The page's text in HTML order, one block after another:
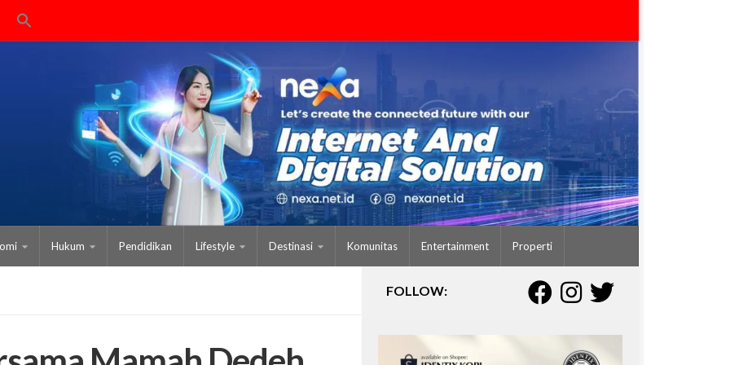
Hukum Pendidikan Lifestyle Destinasi Komunitas Entertainment Properti
FOLLOW: